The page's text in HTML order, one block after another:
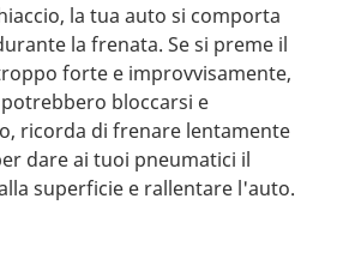
la tua auto si comporta
la frenata. Se si preme il
forte e improvvisamente,
bloccarsi e
ricorda di frenare lentamente
dare ai tuoi pneumatici il
superficie e rallentare l'auto.